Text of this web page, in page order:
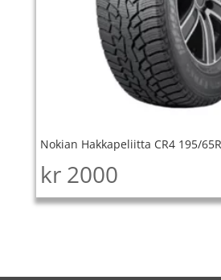
Nokian Hakkapeliitta CR4 195/
kr 2000